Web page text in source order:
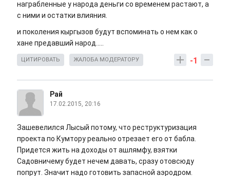
награбленные у народа деньги со временем растают, а
с ними и остатки влияния.
и поколения кыргызов будут вспоминать о нем как о
хане предавший народ.....
-1
ЦИТИРОВАТЬ ЖАЛОБА МОДЕРАТОРУ
Рай
17.02.2015, 20:16
Зашевелился Лысый потому, что реструктуризация
проекта по Кумтору реально отрезает его от бабла.
Придется жить на доходы от ашлямфу, взятки
Садовничему будет нечем давать, сразу отовсюду
попрут. Значит надо готовить запасной аэродром.